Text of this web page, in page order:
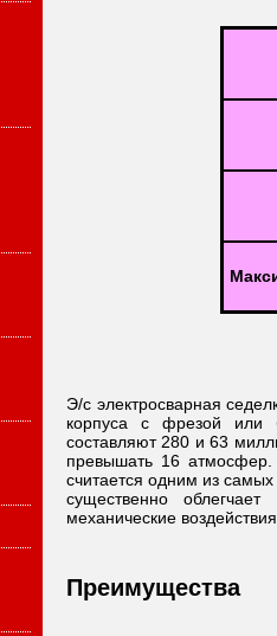
Э/с электросварная
корпуса с фрезой или
составляют 280 и 63
превышать 16 атмосфер.
считается одним из
существенно
механические
Преимущества